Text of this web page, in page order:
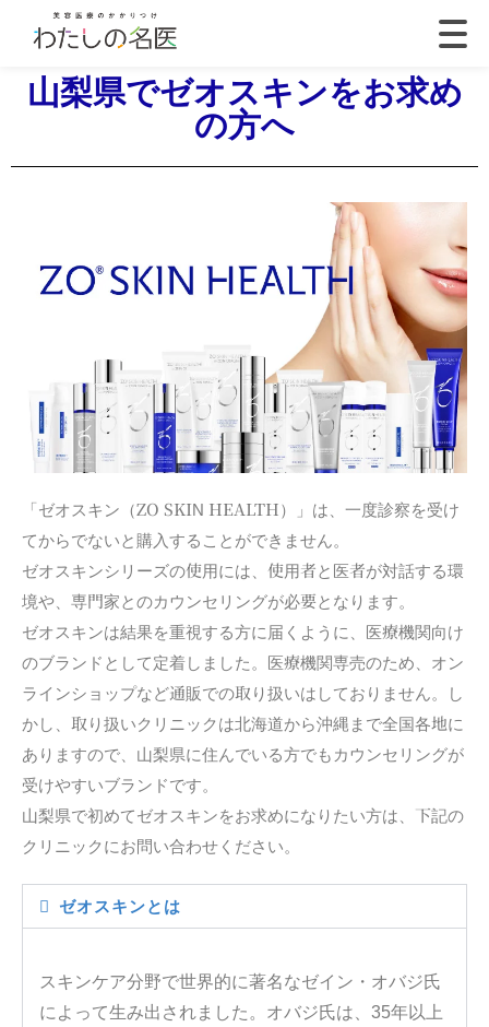
山梨県でゼオスキンをお求め
の方へ
「ゼオスキン（ZO SKIN HEALTH）」は、一度診察を受け
てからでないと購入することができません。
ゼオスキンシリーズの使用には、使用者と医者が対話する環
境や、専門家とのカウンセリングが必要となります。
ゼオスキンは結果を重視する方に届くように、医療機関向け
のブランドとして定着しました。医療機関専売のため、オン
ラインショップなど通販での取り扱いはしておりません。し
かし、取り扱いクリニックは北海道から沖縄まで全国各地に
ありますので、山梨県に住んでいる方でもカウンセリングが
受けやすいブランドです。
山梨県で初めてゼオスキンをお求めになりたい方は、下記の
クリニックにお問い合わせください。
ゼオスキンとは
スキンケア分野で世界的に著名なゼイン・オバジ氏
によって生み出されました。オバジ氏は、35年以上